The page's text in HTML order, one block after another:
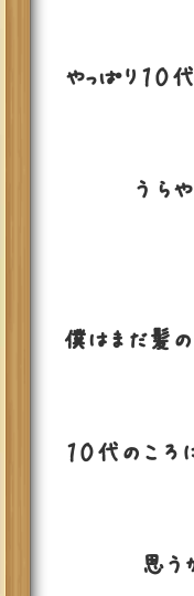
やっぱり１０
うら
僕はまだ髪の
１０代のこ
思う